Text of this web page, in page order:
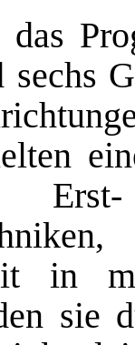
das
sechs
Erst-
in
sie